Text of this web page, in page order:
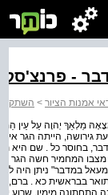
- פרנצ'סקו
אמנות הציור >
מַלְאַךְ יְהוָה עַל
גירושה, הייתה הגר
בחוסר כל . שם היא
מצבו המחמיר חשה הגר
במדבר" ניתן היה
בבראשית כא .
התחתונה מימין, שרוע